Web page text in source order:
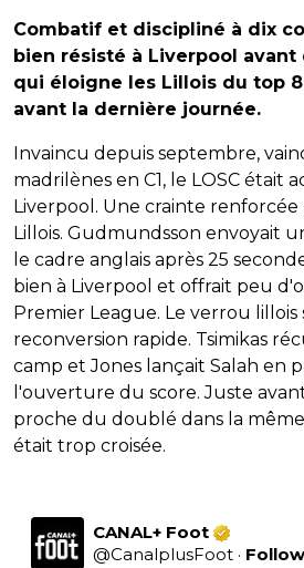
Combatif et discipliné à dix
bien résisté à Liverpool
qui éloigne les Lillois du top
avant la dernière journée.
Invaincu depuis septembre,
madrilènes en C1, le LOSC était
Liverpool. Une crainte
Lillois. Gudmundsson envoyait
le cadre anglais après 25
bien à Liverpool et offrait peu
Premier League. Le verrou
reconversion rapide. Tsimikas
camp et Jones lançait Salah en
l'ouverture du score. Juste
proche du doublé dans la
était trop croisée.
CANAL+ Foot
@CanalplusFoot · Follow